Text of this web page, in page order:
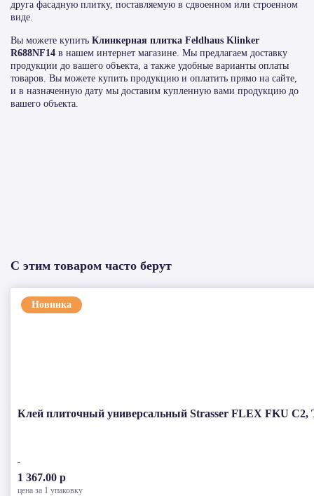
друга фасадную плитку, поставляемую в сдвоенном или строенном
виде.
Вы можете купить Клинкерная плитка Feldhaus Klinker
R688NF14 в нашем интернет магазине. Мы предлагаем доставку
продукции до вашего объекта, а также удобные варианты оплаты
товаров. Вы можете купить продукцию и оплатить прямо на сайте,
и в назначенную дату мы доставим купленную вами продукцию до
вашего объекта.
С этим товаром часто берут
Новинка
Клей плиточный универсальный Strasser FLEX FKU C2,
1 367.00 р
цена за 1 упаковку